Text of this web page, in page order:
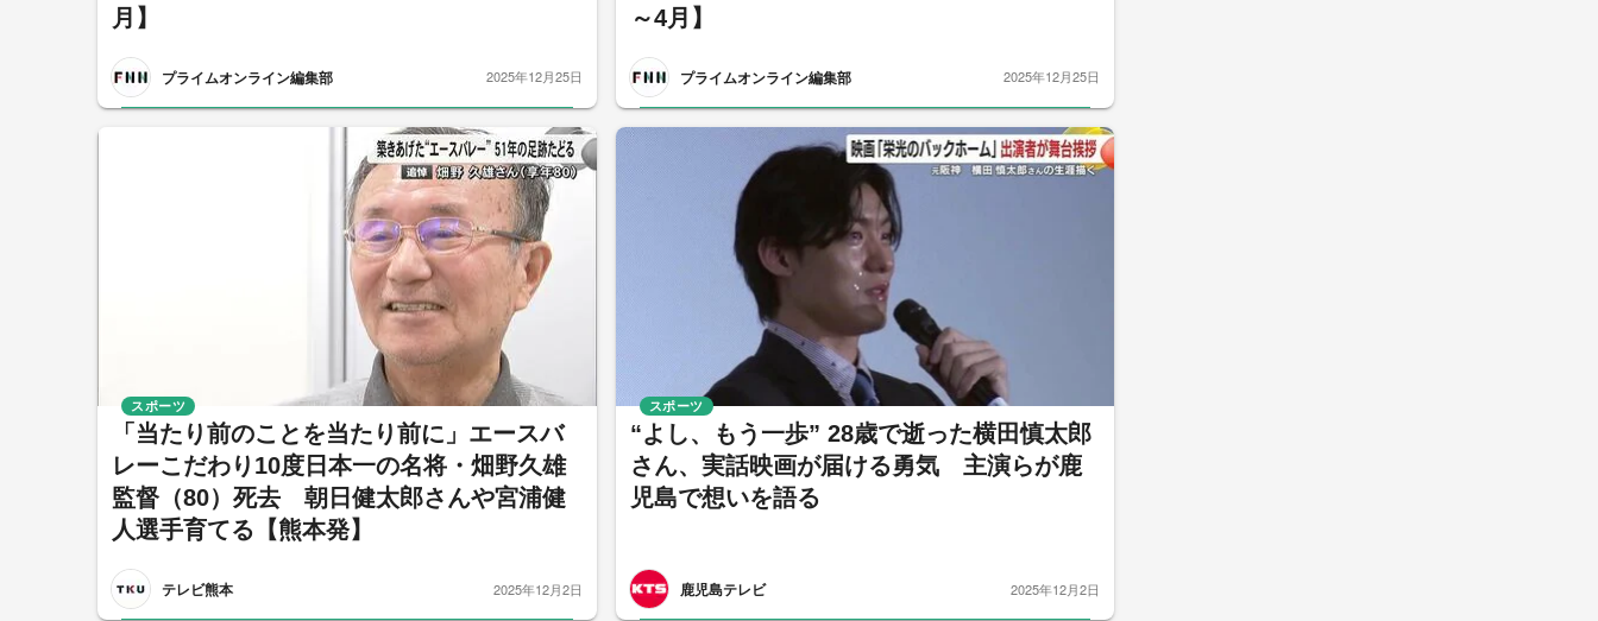
月】
プライムオンライン編集部 2025年12月25日
～4月】
プライムオンライン編集部 2025年12月25日
「当たり前のことを当たり前に」エースバ
レーこだわり10度日本一の名将・畑野久雄
監督（80）死去 朝日健太郎さんや宮浦健
人選手育てる【熊本発】
テレビ熊本
スポーツ
2025年12月2日
“よし、もう一歩” 28歳で逝った横田慎太郎
さん、実話映画が届ける勇気 主演らが鹿
児島で想いを語る
鹿児島テレビ
スポーツ
2025年12月2日